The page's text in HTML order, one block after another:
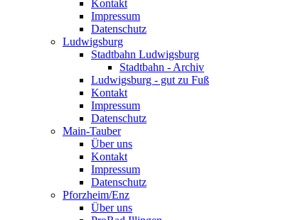
Kontakt
Impressum
Datenschutz
Ludwigsburg
Stadtbahn Ludwigsburg
Stadtbahn - Archiv
Ludwigsburg - gut zu Fuß
Kontakt
Impressum
Datenschutz
Main-Tauber
Über uns
Kontakt
Impressum
Datenschutz
Pforzheim/Enz
Über uns